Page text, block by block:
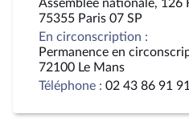
Assemblée nationale, 126
75355 Paris 07 SP
En circonscription :
Permanence en
72100 Le Mans
Téléphone : 02 43 86 91 91